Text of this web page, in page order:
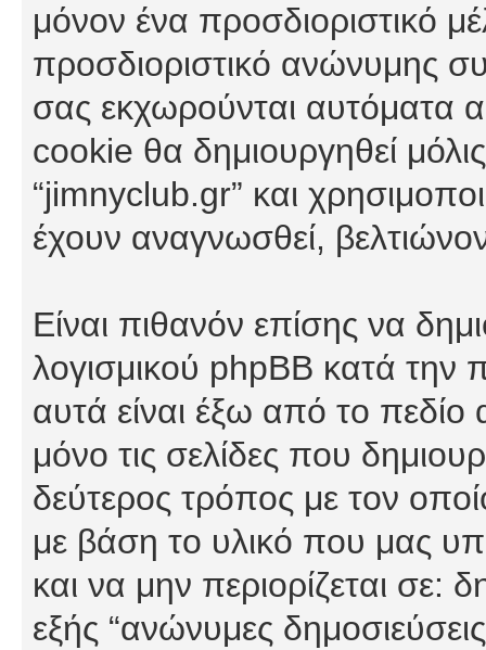
μόνον ένα προσδιοριστικό
προσδιοριστικό ανώνυμης
σας εκχωρούνται αυτόματα
cookie θα δημιουργηθεί
“jimnyclub.gr” και
έχουν αναγνωσθεί,
Είναι πιθανόν επίσης να
λογισμικού phpBB κατά
αυτά είναι έξω από το
μόνο τις σελίδες που
δεύτερος τρόπος με τον
με βάση το υλικό που μας
και να μην περιορίζεται σε:
εξής “ανώνυμες